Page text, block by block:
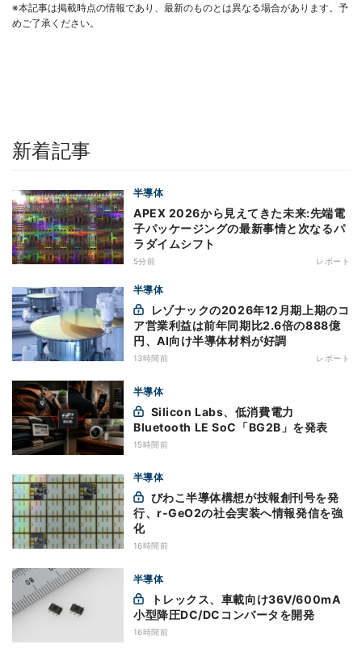
※本記事は掲載時点の情報であり、最新のものとは異なる場合があります。予
めご了承ください。
新着記事
半導体
APEX 2026から見えてきた未来:先端電
子パッケージングの最新事情と次なるパ
ラダイムシフト
5分前 レポート
半導体
ア営業利益は前年同期比2.6倍の888億
円、AI向け半導体材料が好調
13時間前 レポート
半導体
Bluetooth LE SoC「BG2B」を発表
15時間前
半導体
行、r-GeO2の社会実装へ情報発信を強
化
16時間前
半導体
小型降圧DC/DCコンバータを開発
16時間前